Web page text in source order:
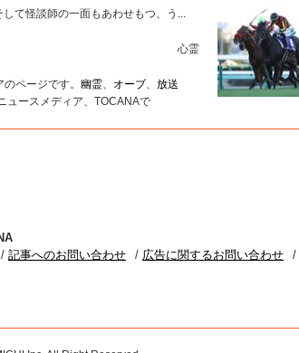
て怪談師の一面もあわせもつ、う...
心霊
ページです。 幽霊、 オーブ、 放送
ュースメディア、TOCANAで
ちらはこちら
記事へのお問い合わせ 広告に関するお問い合わせ